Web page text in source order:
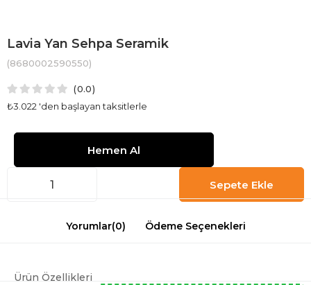
Lavia Yan Sehpa Seramik
(8680002590550)
0.0
₺3.022 'den başlayan taksitlerle
Yorumlar(0) Ödeme Seçenekleri
Ürün Özellikleri